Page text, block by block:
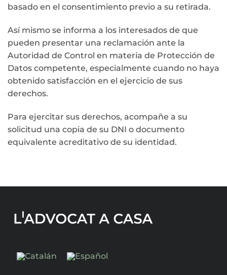
basado en el consentimiento previo a su retirada.
Así mismo se informa a los interesados de que
pueden presentar una reclamación ante la
Autoridad de Control en materia de Protección de
Datos competente, especialmente cuando no haya
obtenido satisfacción en el ejercicio de sus
derechos.
Para ejercitar sus derechos, acompañe a su
solicitud una copia de su DNI o documento
equivalente acreditativo de su identidad.